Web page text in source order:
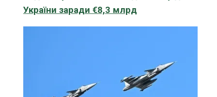
України заради €8,3 млрд